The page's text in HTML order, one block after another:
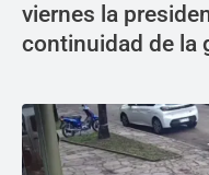
viernes la
continuidad de la